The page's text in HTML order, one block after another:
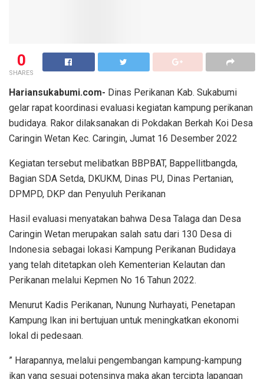
0
SHARES
Hariansukabumi.com- Dinas Perikanan Kab. Sukabumi
gelar rapat koordinasi evaluasi kegiatan kampung perikanan
budidaya. Rakor dilaksanakan di Pokdakan Berkah Koi Desa
Caringin Wetan Kec. Caringin, Jumat 16 Desember 2022
Kegiatan tersebut melibatkan BBPBAT, Bappellitbangda,
Bagian SDA Setda, DKUKM, Dinas PU, Dinas Pertanian,
DPMPD, DKP dan Penyuluh Perikanan
Hasil evaluasi menyatakan bahwa Desa Talaga dan Desa
Caringin Wetan merupakan salah satu dari 130 Desa di
Indonesia sebagai lokasi Kampung Perikanan Budidaya
yang telah ditetapkan oleh Kementerian Kelautan dan
Perikanan melalui Kepmen No 16 Tahun 2022.
Menurut Kadis Perikanan, Nunung Nurhayati, Penetapan
Kampung Ikan ini bertujuan untuk meningkatkan ekonomi
lokal di pedesaan.
” Harapannya, melalui pengembangan kampung-kampung
ikan yang sesuai potensinya maka akan tercipta lapangan